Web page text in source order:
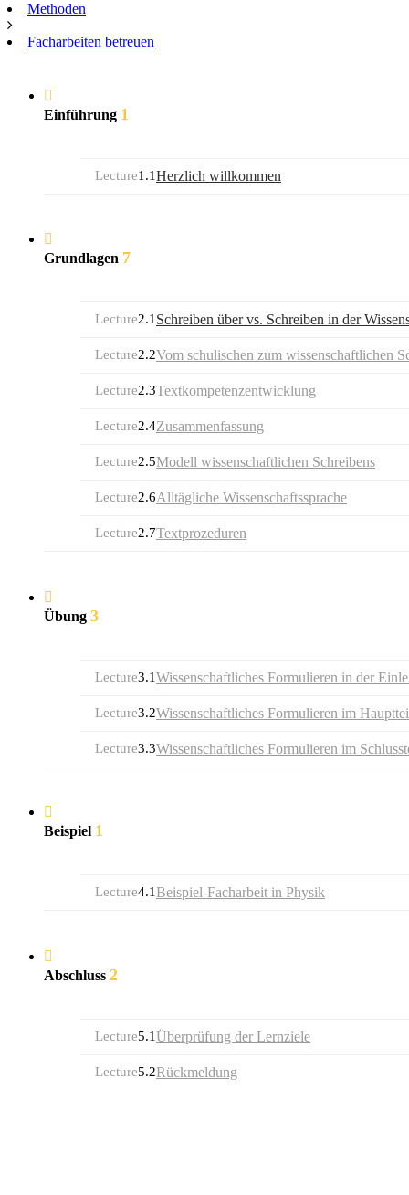
Methoden
Facharbeiten betreuen
Einführung 1
Lecture1.1Herzlich willkommen
Grundlagen 7
Lecture2.1Schreiben über vs. Schreiben in der
Lecture2.2Vom schulischen zum wissenschaftlichen
Lecture2.3Textkompetenzentwicklung
Lecture2.4Zusammenfassung
Lecture2.5Modell wissenschaftlichen Schreibens
Lecture2.6Alltägliche Wissenschaftssprache
Lecture2.7Textprozeduren
Übung 3
Lecture3.1Wissenschaftliches Formulieren in der
Lecture3.2Wissenschaftliches Formulieren im
Lecture3.3Wissenschaftliches Formulieren im
Beispiel 1
Lecture4.1Beispiel-Facharbeit in Physik
Abschluss 2
Lecture5.1Überprüfung der Lernziele
Lecture5.2Rückmeldung